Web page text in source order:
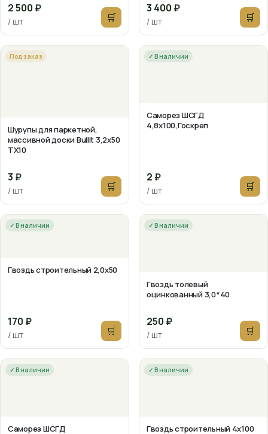
2 500 ₽
/ шт 🛒
3 400 ₽
/ шт 🛒
Под заказ
Шурупы для паркетной,
массивной доски Bullit 3,2х50
TX10
3 ₽
/ шт 🛒
✓ В наличии
Саморез ШСГД
4,8х100,Госкреп
2 ₽
/ шт 🛒
✓ В наличии
Гвоздь строительный 2,0х50
170 ₽
/ шт 🛒
✓ В наличии
Гвоздь толевый
оцинкованный 3,0*40
250 ₽
/ шт 🛒
✓ В наличии
Саморез ШСГД
✓ В наличии
Гвоздь строительный 4х100